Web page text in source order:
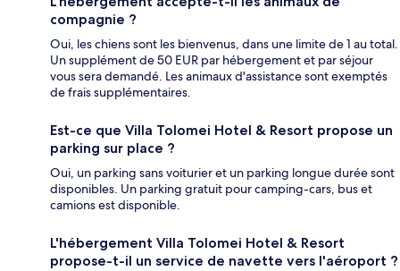
compagnie ?
Oui, les chiens sont les bienvenus, dans une limite de 1 au total.
Un supplément de 50 EUR par hébergement et par séjour
vous sera demandé. Les animaux d'assistance sont exemptés
de frais supplémentaires.
Est-ce que Villa Tolomei Hotel & Resort propose un
parking sur place ?
Oui, un parking sans voiturier et un parking longue durée sont
disponibles. Un parking gratuit pour camping-cars, bus et
camions est disponible.
L'hébergement Villa Tolomei Hotel & Resort
propose-t-il un service de navette vers l'aéroport ?